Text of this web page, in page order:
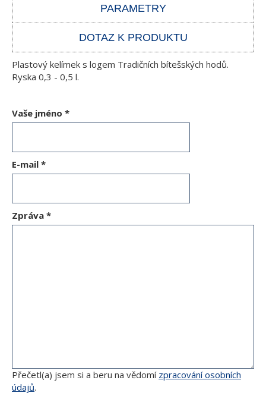
PARAMETRY
DOTAZ K PRODUKTU
Plastový kelímek s logem Tradičních bítešských hodů.
Ryska 0,3 - 0,5 l.
Vaše jméno *
E-mail *
Zpráva *
Přečetl(a) jsem si a beru na vědomí zpracování osobních
údajů.